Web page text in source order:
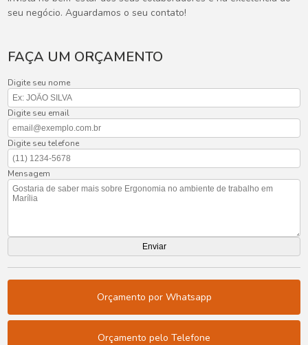
seu negócio. Aguardamos o seu contato!
FAÇA UM ORÇAMENTO
Digite seu nome
Digite seu email
Digite seu telefone
Mensagem
Orçamento por Whatsapp
Orçamento pelo Telefone